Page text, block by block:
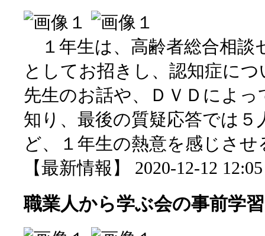
１年生は、高齢者総合相談
としてお招きし、認知症に
先生のお話や、ＤＶＤによ
知り、最後の質疑応答では
ど、１年生の熱意を感じさ
【最新情報】 2020-12-12
職業人から学ぶ会の事前学習